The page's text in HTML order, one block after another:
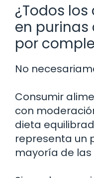
¿Todos
en purinas
por
No
Consumir
con
dieta
representa un
mayoría de las